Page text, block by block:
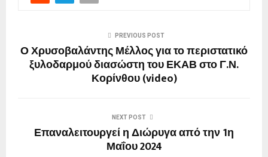
PREVIOUS POST
Ο Χρυσοβαλάντης Μέλλος για το περιστατικό
ξυλοδαρμού διασώστη του ΕΚΑΒ στο Γ.Ν.
Κορίνθου (video)
NEXT POST
Επαναλειτουργεί η Διώρυγα από την 1η
Μαΐου 2024